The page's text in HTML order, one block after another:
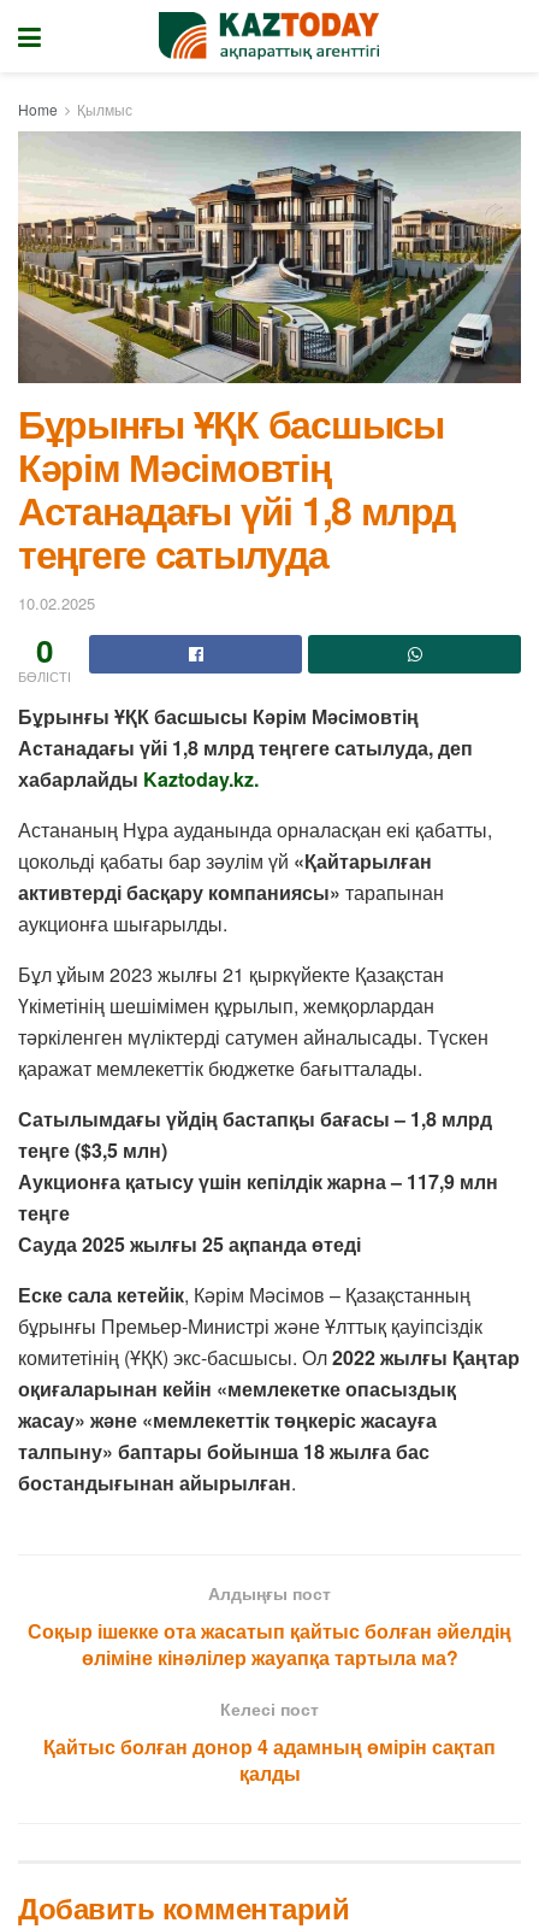
Home Қылмыс
Бұрынғы ҰҚК басшысы
Кәрім Мәсімовтің
Астанадағы үйі 1,8 млрд
теңгеге сатылуда
10.02.2025
0
БӨЛІСТІ
Бұрынғы ҰҚК басшысы Кәрім Мәсімовтің
Астанадағы үйі 1,8 млрд теңгеге сатылуда, деп
хабарлайды Kaztoday.kz.
Астананың Нұра ауданында орналасқан екі қабатты,
цокольді қабаты бар зәулім үй «Қайтарылған
активтерді басқару компаниясы» тарапынан
аукционға шығарылды.
Бұл ұйым 2023 жылғы 21 қыркүйекте Қазақстан
Үкіметінің шешімімен құрылып, жемқорлардан
тәркіленген мүліктерді сатумен айналысады. Түскен
қаражат мемлекеттік бюджетке бағытталады.
Сатылымдағы үйдің бастапқы бағасы – 1,8 млрд
теңге ($3,5 млн)
Аукционға қатысу үшін кепілдік жарна – 117,9 млн
теңге
Сауда 2025 жылғы 25 ақпанда өтеді
Еске сала кетейік, Кәрім Мәсімов – Қазақстанның
бұрынғы Премьер-Министрі және Ұлттық қауіпсіздік
комитетінің (ҰҚК) экс-басшысы. Ол2022 жылғы Қаңтар
оқиғаларынан кейін «мемлекетке опасыздық
жасау» және «мемлекеттік төңкеріс жасауға
талпыну» баптары бойынша 18 жылға бас
бостандығынан айырылған.
Алдыңғы пост
Соқыр ішекке ота жасатып қайтыс болған әйелдің
өліміне кінәлілер жауапқа тартыла ма?
Келесі пост
Қайтыс болған донор 4 адамның өмірін сақтап
қалды
Добавить комментарий